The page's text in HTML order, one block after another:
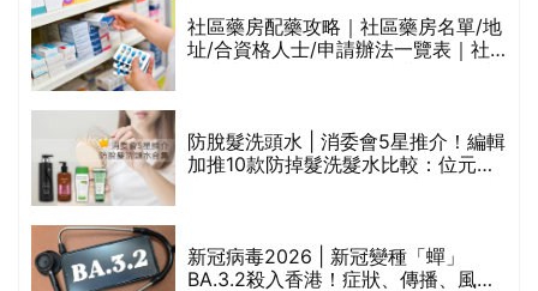
社區藥房配藥攻略｜社區藥房名單/地
址/合資格人士/申請辦法一覽表｜社
防脫髮洗頭水 | 消委會5星推介！編輯
加推10款防掉髮洗髮水比較：位元
新冠病毒2026 | 新冠變種「蟬」
BA.3.2殺入香港！症狀、傳播、風險